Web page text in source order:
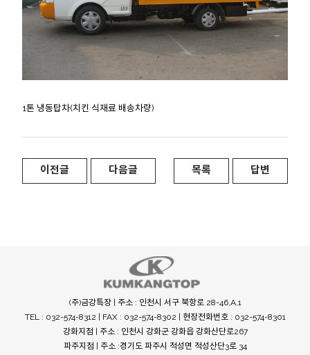
1톤 냉동탑차(치킨 식재료 배송차량)
이전글 다음글 목록 답변
(주)금강특장 | 주소 : 인천시 서구 북항로 28-46,A,1
TEL : 032-574-8312 | FAX : 032-574-8302 | 현장전화번호 : 032-574-8301
강화지점 | 주소 : 인천시 강화군 강화읍 강화산단로267
파주지점 | 주소 :경기도 파주시 적성면 적성산단3로 34